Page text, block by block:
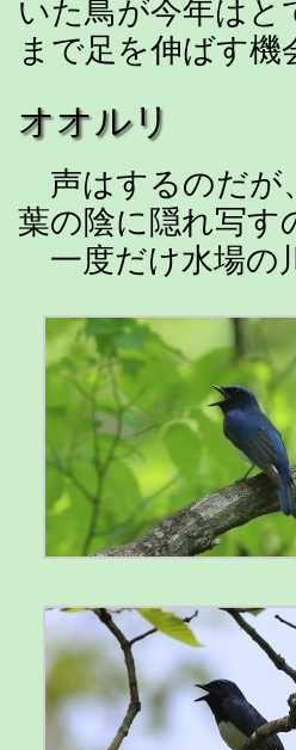
いた鳥が今年はと
まで足を伸ばす
オオルリ
声はするのだが
葉の陰に隠れ写す
一度だけ水場の